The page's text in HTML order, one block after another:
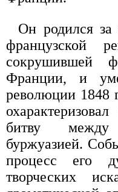
Он родился
французской
сокрушившей
Франции, и
революции 1848
битву
буржуазией.
процесс его
творческих